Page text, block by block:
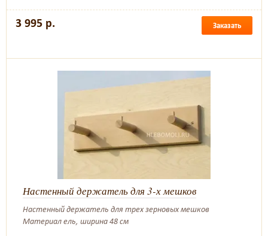
3 995 р. Заказать
Настенный держатель для 3-х мешков
Настенный держатель для трех зерновых мешков
Материал ель, ширина 48 см